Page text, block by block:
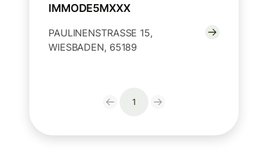
IMMODE5MXXX
PAULINENSTRASSE 15,
WIESBADEN, 65189
1